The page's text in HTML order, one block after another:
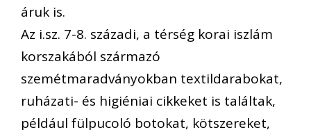
áruk is.
Az i.sz. 7-8. századi, a térség korai iszlám
korszakából származó
szemétmaradványokban textildarabokat,
ruházati- és higiéniai cikkeket is találtak,
például fülpucoló botokat, kötszereket,